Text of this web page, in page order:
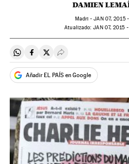
DAMIEN
Madri -JAN07, 2015
atualizado: JAN07, 2015 -
Compartir en Whatsapp
Compartir en Facebook
Compartir en Twitter
Desplegar Redes
Añadir EL PAÍS en Google